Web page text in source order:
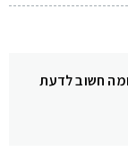
חשוב לדעת